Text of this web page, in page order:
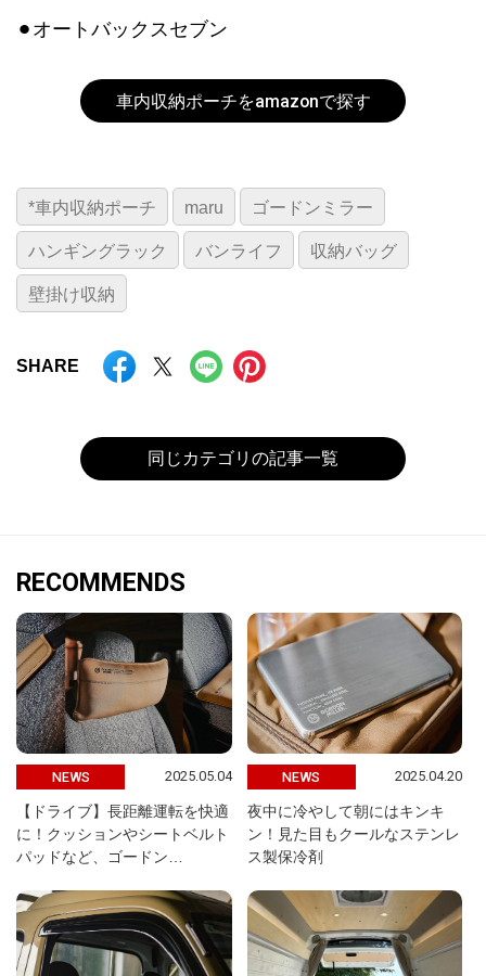
⚫︎オートバックスセブン
車内収納ポーチをamazonで探す
*車内収納ポーチ maru ゴードンミラー
ハンギングラック バンライフ 収納バッグ
壁掛け収納
SHARE
同じカテゴリの記事一覧
RECOMMENDS
NEWS 2025.05.04
【ドライブ】長距離運転を快適
に！クッションやシートベルト
パッドなど、ゴードン…
NEWS 2025.04.20
夜中に冷やして朝にはキンキ
ン！見た目もクールなステンレ
ス製保冷剤